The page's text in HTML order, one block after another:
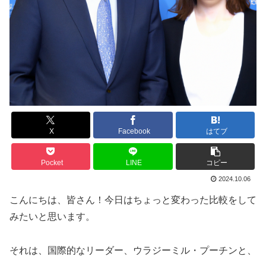
X Facebook はてブ
Pocket LINE コピー
2024.10.06
こんにちは、皆さん！今日はちょっと変わった比較をして
みたいと思います。
それは、国際的なリーダー、ウラジーミル・プーチンと、